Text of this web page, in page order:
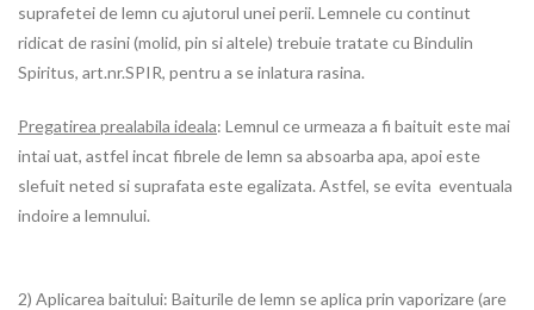
suprafetei de lemn cu ajutorul unei perii. Lemnele cu continut
ridicat de rasini (molid, pin si altele) trebuie tratate cu Bindulin
Spiritus, art.nr.SPIR, pentru a se inlatura rasina.
Pregatirea prealabila ideala: Lemnul ce urmeaza a fi baituit este mai
intai uat, astfel incat fibrele de lemn sa absoarba apa, apoi este
slefuit neted si suprafata este egalizata. Astfel, se evita eventuala
indoire a lemnului.
2) Aplicarea baitului: Baiturile de lemn se aplica prin vaporizare (are